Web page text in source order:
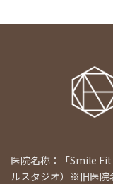
医院名称：「Smile
ルスタジオ）※旧医院